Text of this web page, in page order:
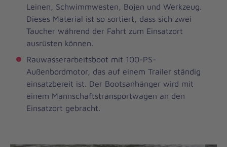
Leinen, Schwimmwesten, Bojen und Werkzeug.
Dieses Material ist so sortiert, dass sich zwei
Taucher während der Fahrt zum Einsatzort
ausrüsten können.
Rauwasserarbeitsboot mit 100-PS-
Außenbordmotor, das auf einem Trailer ständig
einsatzbereit ist. Der Bootsanhänger wird mit
einem Mannschaftstransportwagen an den
Einsatzort gebracht.